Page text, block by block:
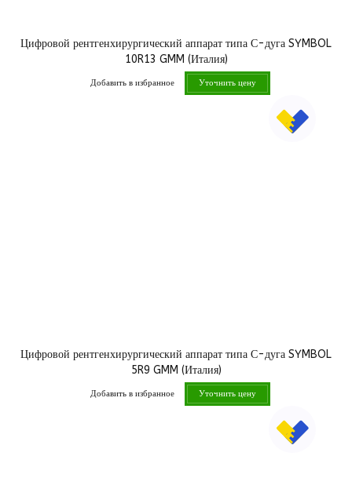
Цифровой рентгенхирургический аппарат типа С-дуга SYMBOL
10R13 GMM (Италия)
Добавить в избранное Уточнить цену
Цифровой рентгенхирургический аппарат типа С-дуга SYMBOL
5R9 GMM (Италия)
Добавить в избранное Уточнить цену